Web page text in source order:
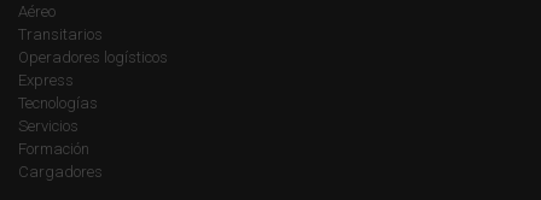
Aéreo
Transitarios
Operadores logísticos
Express
Tecnologías
Servicios
Formación
Cargadores